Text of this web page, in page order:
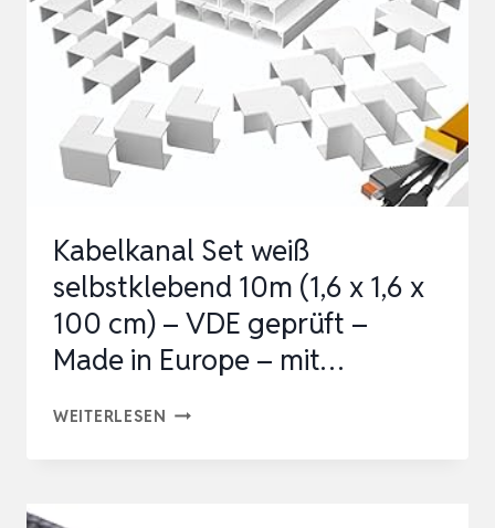
LBSTKLEBEND FÜ
R ST
ROMKABEL, KA
BELSCHACHT WE
ISS, …
Kabelkanal Set weiß
selbstklebend 10m (1,6 x 1,6 x
100 cm) – VDE geprüft –
Made in Europe – mit…
WEITERLESEN KABELKANAL